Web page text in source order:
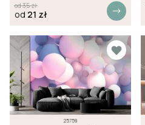
od35zł
od 21 zł
25759